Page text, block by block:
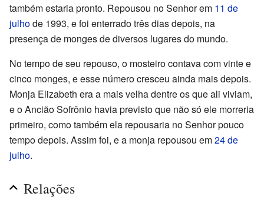
também estaria pronto. Repousou no Senhor em 11 de
julhode 1993, e foi enterrado três dias depois, na
presença de monges de diversos lugares do mundo.
No tempo de seu repouso, o mosteiro contava com vinte e
cinco monges, e esse número cresceu ainda mais depois.
Monja Elizabeth era a mais velha dentre os que ali viviam,
e o Ancião Sofrônio havia previsto que não só ele morreria
primeiro, como também ela repousaria no Senhor pouco
tempo depois. Assim foi, e a monja repousou em24 de
julho.
Relações